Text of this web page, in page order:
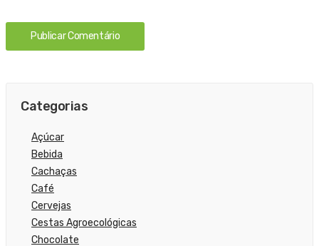
Categorias
Açúcar
Bebida
Cachaças
Café
Cervejas
Cestas Agroecológicas
Chocolate